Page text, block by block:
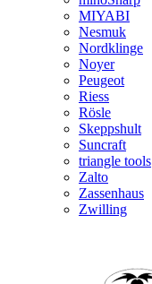
MIYABI
Nesmuk
Nordklinge
Noyer
Peugeot
Riess
Rösle
Skeppshult
Suncraft
triangle tools
Zalto
Zassenhaus
Zwilling